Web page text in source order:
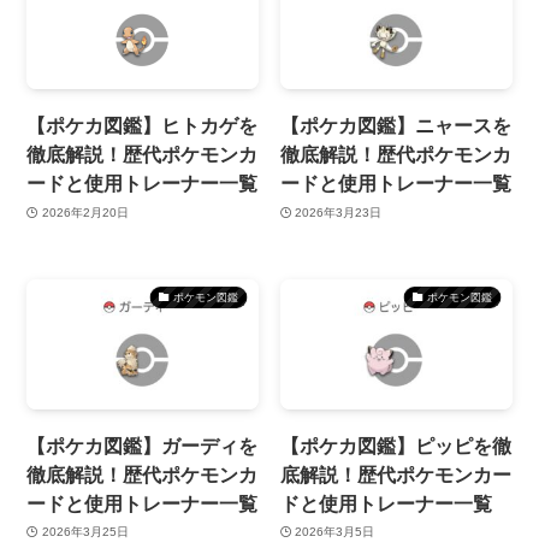
【ポケカ図鑑】ヒトカゲを
徹底解説！歴代ポケモンカ
ードと使用トレーナー一覧
2026年2月20日
【ポケカ図鑑】ニャースを
徹底解説！歴代ポケモンカ
ードと使用トレーナー一覧
2026年3月23日
ポケモン図鑑
【ポケカ図鑑】ガーディを
徹底解説！歴代ポケモンカ
ードと使用トレーナー一覧
2026年3月25日
ポケモン図鑑
【ポケカ図鑑】ピッピを徹
底解説！歴代ポケモンカー
ドと使用トレーナー一覧
2026年3月5日